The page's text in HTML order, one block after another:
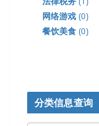
网络游戏 (0)
餐饮美食 (0)
分类信息查询